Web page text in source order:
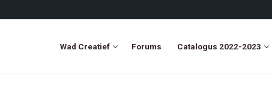
Wad Creatief Forums Catalogus 2022-2023